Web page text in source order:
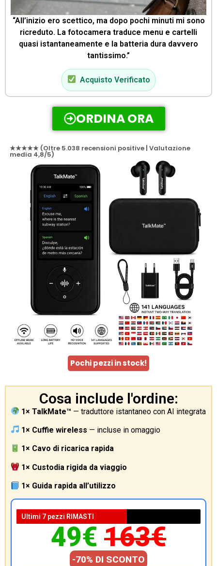
“All’inizio ero scettico, ma dopo pochi minuti mi sono
ricreduto. La fotocamera traduce menu e cartelli
quasi istantaneamente e la batteria dura davvero
tantissimo.”
Acquisto Verificato
ORDINA ORA
★★★★★ (Oltre 5.038 recensioni positive | Valutazione
media 4,8/5)
Pochi pezzi in stock!
Cosa include l'ordine:
1× TalkMate™ — traduttore istantaneo con AI integrata
1× Cuffie wireless — incluse in omaggio
1× Cavo di ricarica rapida
1× Custodia rigida da viaggio
1× Guida rapida all’utilizzo
Ultimi 7 pezzi RIMASTI
49€ 163€
-70% DI SCONTO